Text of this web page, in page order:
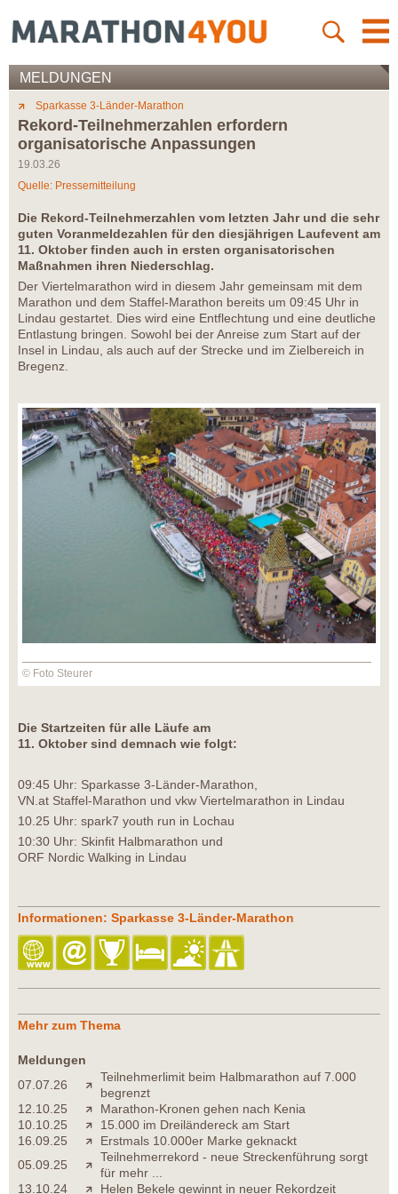
MELDUNGEN
Sparkasse 3-Länder-Marathon
Rekord-Teilnehmerzahlen erfordern
organisatorische Anpassungen
19.03.26
Quelle: Pressemitteilung
Die Rekord-Teilnehmerzahlen vom letzten Jahr und die sehr
guten Voranmeldezahlen für den diesjährigen Laufevent am
11. Oktober finden auch in ersten organisatorischen
Maßnahmen ihren Niederschlag.
Der Viertelmarathon wird in diesem Jahr gemeinsam mit dem
Marathon und dem Staffel-Marathon bereits um 09:45 Uhr in
Lindau gestartet. Dies wird eine Entflechtung und eine deutliche
Entlastung bringen. Sowohl bei der Anreise zum Start auf der
Insel in Lindau, als auch auf der Strecke und im Zielbereich in
Bregenz.
© Foto Steurer
Die Startzeiten für alle Läufe am
11. Oktober sind demnach wie folgt:
09:45 Uhr: Sparkasse 3-Länder-Marathon,
VN.at Staffel-Marathon und vkw Viertelmarathon in Lindau
10.25 Uhr: spark7 youth run in Lochau
10:30 Uhr: Skinfit Halbmarathon und
ORF Nordic Walking in Lindau
Informationen: Sparkasse 3-Länder-Marathon
Mehr zum Thema
Meldungen
07.07.26
Teilnehmerlimit beim Halbmarathon auf 7.000
begrenzt
12.10.25
Marathon-Kronen gehen nach Kenia
10.10.25
15.000 im Dreiländereck am Start
16.09.25
Erstmals 10.000er Marke geknackt
05.09.25
Teilnehmerrekord - neue Streckenführung sorgt
für mehr ...
13.10.24
Helen Bekele gewinnt in neuer Rekordzeit